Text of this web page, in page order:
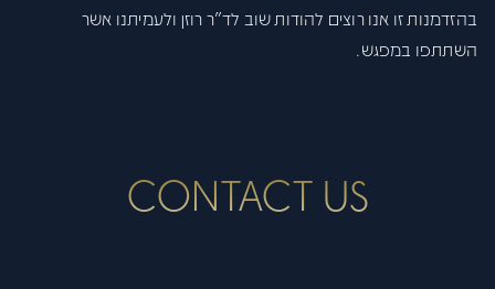
בהזדמנות זו אנו רוצים להודות שוב לד"ר רוזן ולעמיתנו אשר
השתתפו במפגש.
CONTACT US